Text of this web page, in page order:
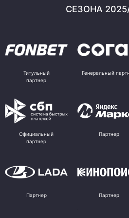
СЕЗОНА
Титульный
партнер
Генеральный
Официальный
партнер
Партнер
Партнер Партнер